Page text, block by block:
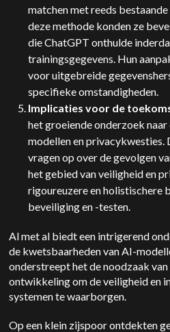
matchen met reeds
deze methode konden ze
die ChatGPT onthulde
trainingsgegevens. Hun
voor uitgebreide
specifieke omstandigheden.
Implicaties voor de
het groeiende onderzoek
modellen en privacykwesties.
vragen op over de gevolgen
het gebied van veiligheid en
rigoureuzere en holistischere
beveiliging en -testen.
Al met al biedt een intrigerend
de kwetsbaarheden van AI-
onderstreept het de noodzaak
ontwikkeling om de veiligheid en
systemen te waarborgen.
Op een klein zijspoor ontdekten